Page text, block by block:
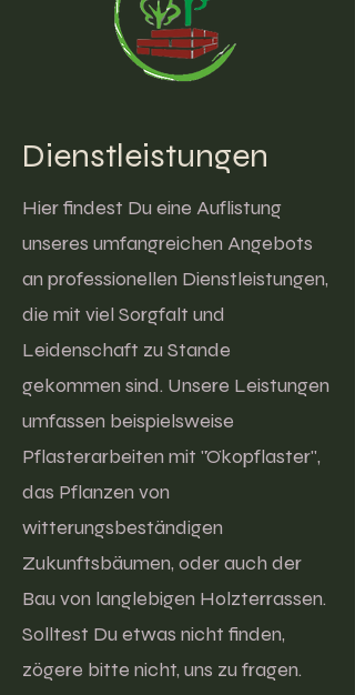
Dienstleistungen
Hier findest Du eine Auflistung
unseres umfangreichen Angebots
an professionellen Dienstleistungen,
die mit viel Sorgfalt und
Leidenschaft zu Stande
gekommen sind. Unsere Leistungen
umfassen beispielsweise
Pflasterarbeiten mit "Ökopflaster",
das Pflanzen von
witterungsbeständigen
Zukunftsbäumen, oder auch der
Bau von langlebigen Holzterrassen.
Solltest Du etwas nicht finden,
zögere bitte nicht, uns zu fragen.